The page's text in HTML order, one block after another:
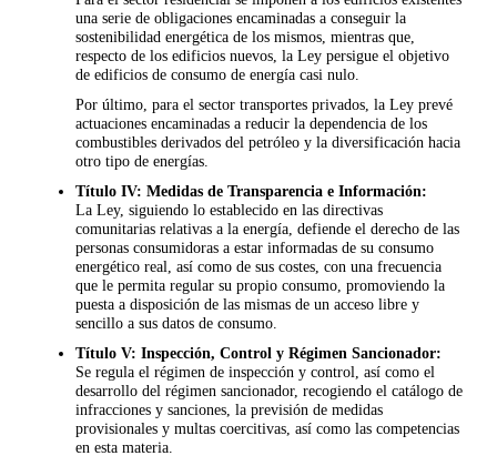
una serie de obligaciones encaminadas a conseguir la
sostenibilidad energética de los mismos, mientras que,
respecto de los edificios nuevos, la Ley persigue el objetivo
de edificios de consumo de energía casi nulo.
Por último, para el sector transportes privados, la Ley prevé
actuaciones encaminadas a reducir la dependencia de los
combustibles derivados del petróleo y la diversificación hacia
otro tipo de energías.
Título IV: Medidas de Transparencia e Información:
La Ley, siguiendo lo establecido en las directivas
comunitarias relativas a la energía, defiende el derecho de las
personas consumidoras a estar informadas de su consumo
energético real, así como de sus costes, con una frecuencia
que le permita regular su propio consumo, promoviendo la
puesta a disposición de las mismas de un acceso libre y
sencillo a sus datos de consumo.
Título V: Inspección, Control y Régimen Sancionador:
Se regula el régimen de inspección y control, así como el
desarrollo del régimen sancionador, recogiendo el catálogo de
infracciones y sanciones, la previsión de medidas
provisionales y multas coercitivas, así como las competencias
en esta materia.